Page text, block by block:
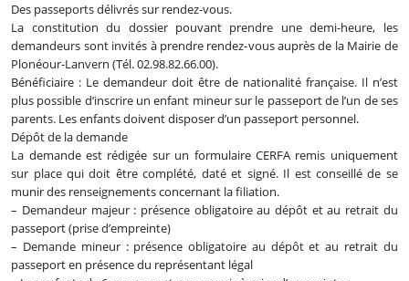
Des passeports délivrés sur rendez-vous.
La constitution du dossier pouvant prendre une demi-heure, les
demandeurs sont invités à prendre rendez-vous auprès de la Mairie de
Plonéour-Lanvern (Tél. 02.98.82.66.00).
Bénéficiaire : Le demandeur doit être de nationalité française. Il n’est
plus possible d’inscrire un enfant mineur sur le passeport de l’un de ses
parents. Les enfants doivent disposer d’un passeport personnel.
Dépôt de la demande
La demande est rédigée sur un formulaire CERFA remis uniquement
sur place qui doit être complété, daté et signé. Il est conseillé de se
munir des renseignements concernant la filiation.
– Demandeur majeur : présence obligatoire au dépôt et au retrait du
passeport (prise d’empreinte)
– Demande mineur : présence obligatoire au dépôt et au retrait du
passeport en présence du représentant légal